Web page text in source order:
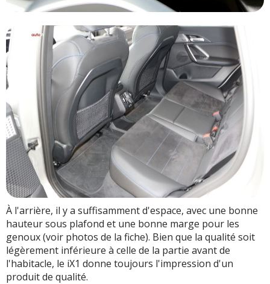
À l'arrière, il y a suffisamment d'espace, avec une bonne
hauteur sous plafond et une bonne marge pour les
genoux (voir photos de la fiche). Bien que la qualité soit
légèrement inférieure à celle de la partie avant de
l'habitacle, le iX1 donne toujours l'impression d'un
produit de qualité.